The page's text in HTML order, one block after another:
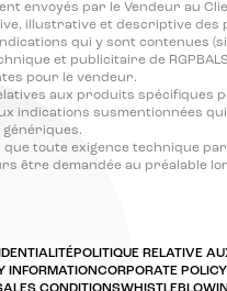
envoyés par le Vendeur au
illustrative et descriptive des
qui y sont contenues
et publicitaire de
pour le vendeur.
aux produits spécifiques
indications susmentionnées
que toute exigence technique
être demandée au préalable
POLITIQUE RELATIVE
INFORMATIONCORPORATE POLICY